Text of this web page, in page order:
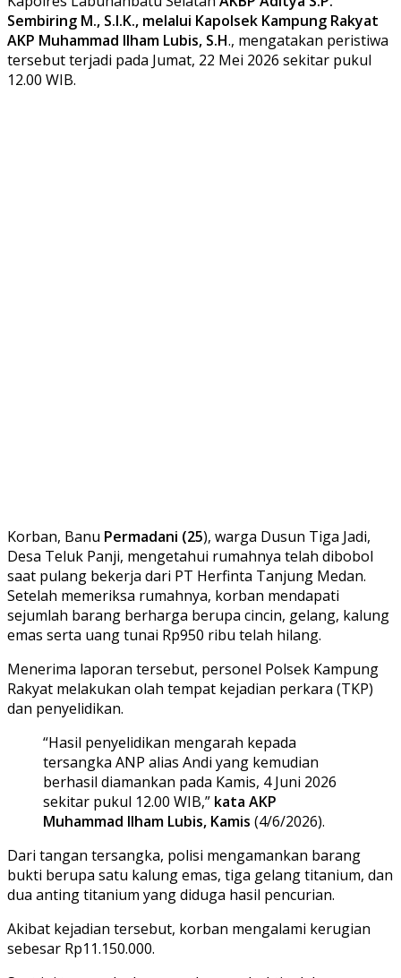
Sembiring M., S.I.K., melalui Kapolsek Kampung Rakyat
AKP Muhammad Ilham Lubis, S.H., mengatakan peristiwa
tersebut terjadi pada Jumat, 22 Mei 2026 sekitar pukul
12.00 WIB.
Korban, Banu Permadani (25), warga Dusun Tiga Jadi,
Desa Teluk Panji, mengetahui rumahnya telah dibobol
saat pulang bekerja dari PT Herfinta Tanjung Medan.
Setelah memeriksa rumahnya, korban mendapati
sejumlah barang berharga berupa cincin, gelang, kalung
emas serta uang tunai Rp950 ribu telah hilang.
Menerima laporan tersebut, personel Polsek Kampung
Rakyat melakukan olah tempat kejadian perkara (TKP)
dan penyelidikan.
“Hasil penyelidikan mengarah kepada
tersangka ANP alias Andi yang kemudian
berhasil diamankan pada Kamis, 4 Juni 2026
sekitar pukul 12.00 WIB,” kata AKP
Muhammad Ilham Lubis, Kamis (4/6/2026).
Dari tangan tersangka, polisi mengamankan barang
bukti berupa satu kalung emas, tiga gelang titanium, dan
dua anting titanium yang diduga hasil pencurian.
Akibat kejadian tersebut, korban mengalami kerugian
sebesar Rp11.150.000.